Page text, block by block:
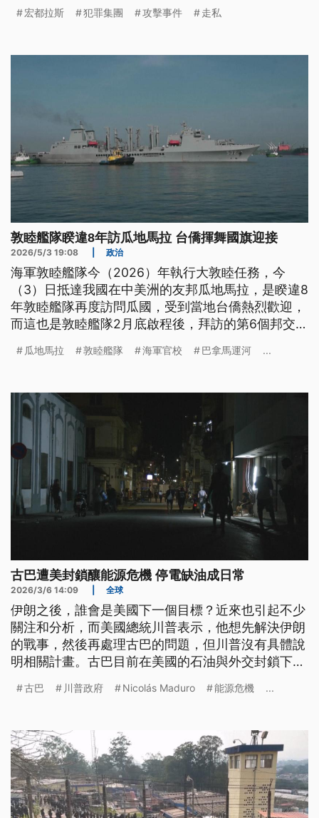
宏都拉斯 犯罪集團 攻擊事件 走私
敦睦艦隊睽違8年訪瓜地馬拉 台僑揮舞國旗迎接
2026/5/3 19:08 政治
海軍敦睦艦隊今（2026）年執行大敦睦任務，今
（3）日抵達我國在中美洲的友邦瓜地馬拉，是睽違8
年敦睦艦隊再度訪問瓜國，受到當地台僑熱烈歡迎，
而這也是敦睦艦隊2月底啟程後，拜訪的第6個邦交
瓜地馬拉 敦睦艦隊 海軍官校 巴拿馬運河 ...
古巴遭美封鎖釀能源危機 停電缺油成日常
2026/3/6 14:09 全球
伊朗之後，誰會是美國下一個目標？近來也引起不少
關注和分析，而美國總統川普表示，他想先解決伊朗
的戰事，然後再處理古巴的問題，但川普沒有具體說
明相關計畫。古巴目前在美國的石油與外交封鎖下，
短缺、交通受限與物價飆升，絕望的青年大量外漂。
以及兩國快艇海上衝突事件，都讓氣氛更加緊繃。
古巴 川普政府 Nicolás Maduro 能源危機 ...